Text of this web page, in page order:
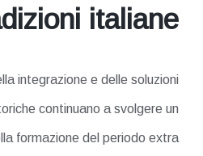
italiane
integrazione e delle soluzioni
continuano a svolgere un
formazione del periodo extra